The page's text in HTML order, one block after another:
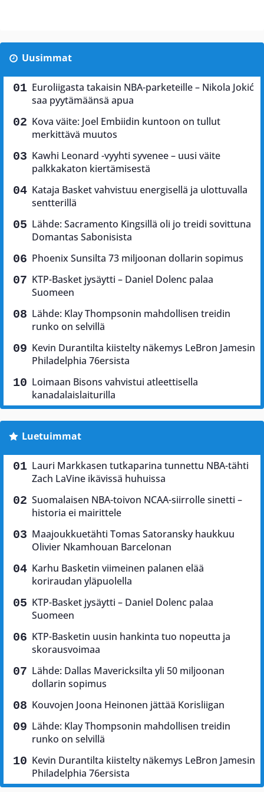
Uusimmat
Euroliigasta takaisin NBA-parketeille – Nikola Jokić
saa pyytämäänsä apua
Kova väite: Joel Embiidin kuntoon on tullut
merkittävä muutos
Kawhi Leonard -vyyhti syvenee – uusi väite
palkkakaton kiertämisestä
Kataja Basket vahvistuu energisellä ja ulottuvalla
sentterillä
Lähde: Sacramento Kingsillä oli jo treidi sovittuna
Domantas Sabonisista
Phoenix Sunsilta 73 miljoonan dollarin sopimus
KTP-Basket jysäytti – Daniel Dolenc palaa
Suomeen
Lähde: Klay Thompsonin mahdollisen treidin
runko on selvillä
Kevin Durantilta kiistelty näkemys LeBron Jamesin
Philadelphia 76ersista
Loimaan Bisons vahvistui atleettisella
kanadalaislaiturilla
Luetuimmat
Lauri Markkasen tutkaparina tunnettu NBA-tähti
Zach LaVine ikävissä huhuissa
Suomalaisen NBA-toivon NCAA-siirrolle sinetti –
historia ei mairittele
Maajoukkuetähti Tomas Satoransky haukkuu
Olivier Nkamhouan Barcelonan
Karhu Basketin viimeinen palanen elää
koriraudan yläpuolella
KTP-Basket jysäytti – Daniel Dolenc palaa
Suomeen
KTP-Basketin uusin hankinta tuo nopeutta ja
skorausvoimaa
Lähde: Dallas Mavericksilta yli 50 miljoonan
dollarin sopimus
Kouvojen Joona Heinonen jättää Korisliigan
Lähde: Klay Thompsonin mahdollisen treidin
runko on selvillä
Kevin Durantilta kiistelty näkemys LeBron Jamesin
Philadelphia 76ersista